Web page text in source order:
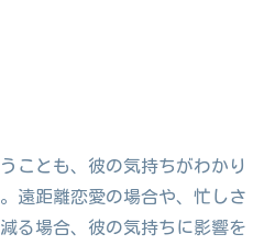
ことも、彼の気持ちがわかり
遠距離恋愛の場合や、忙しさ
る場合、彼の気持ちに影響を